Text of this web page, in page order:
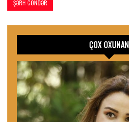
ÇOX OXUNAN